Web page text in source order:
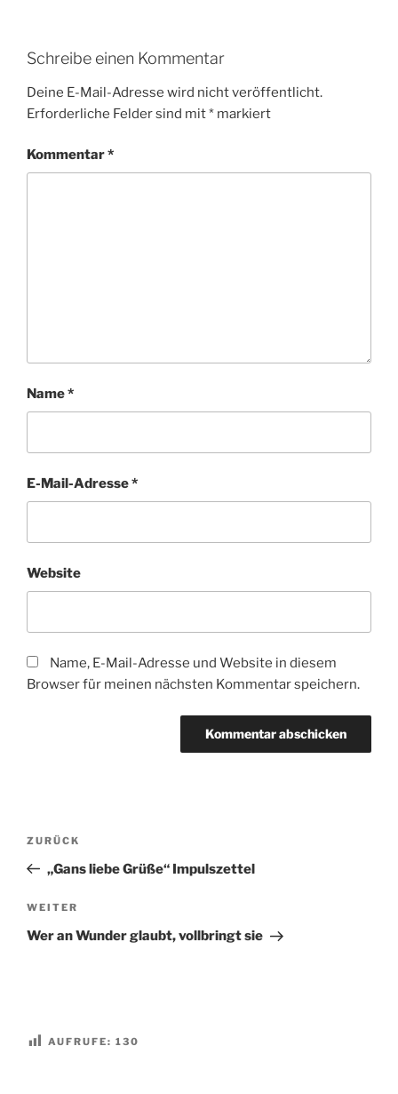
Schreibe einen Kommentar
Deine E-Mail-Adresse wird nicht veröffentlicht.
Erforderliche Felder sind mit* markiert
Kommentar*
Name*
E-Mail-Adresse*
Website
Name, E-Mail-Adresse und Website in diesem
Browser für meinen nächsten Kommentar speichern.
Beitragsnavigation
Vorheriger
Beitrag
ZURÜCK
„Gans liebe Grüße“ Impulszettel
Nächster
Beitrag
WEITER
Wer an Wunder glaubt, vollbringt sie
AUFRUFE: 130